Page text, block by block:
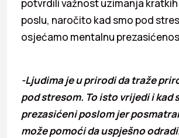
potvrdili važnost uzimanja kratkih
poslu, naročito kad smo pod
osjećamo mentalnu
-Ljudima je u prirodi da traže
pod stresom. To isto vrijedi i kad
prezasićeni poslom jer
može pomoći da uspješno